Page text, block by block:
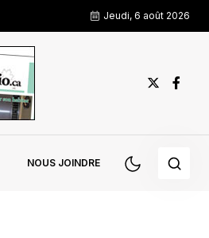
Jeudi, 6 août 2026
NOUS JOINDRE